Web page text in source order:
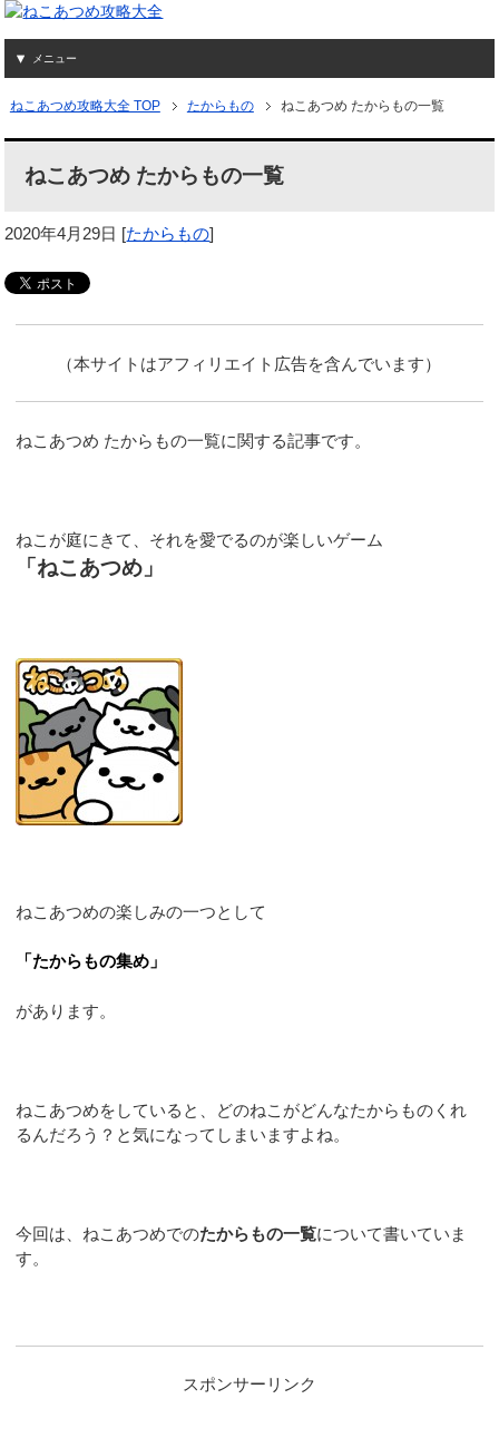
メニュー
ねこあつめ攻略大全 TOP たからもの ねこあつめ たからもの一覧
ねこあつめ たからもの一覧
2020年4月29日 [たからもの]
（本サイトはアフィリエイト広告を含んでいます）
ねこあつめ たからもの一覧に関する記事です。
ねこが庭にきて、それを愛でるのが楽しいゲーム
「ねこあつめ」
ねこあつめの楽しみの一つとして
「たからもの集め」
があります。
ねこあつめをしていると、どのねこがどんなたからものくれ
るんだろう？と気になってしまいますよね。
今回は、ねこあつめでのたからもの一覧について書いていま
す。
スポンサーリンク